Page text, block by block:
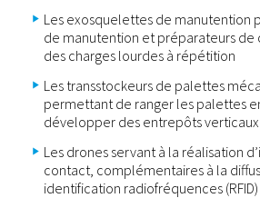
Les exosquelettes de manutention
de manutention et préparateurs
des charges lourdes à répétition
Les transstockeurs de palettes
permettant de ranger les palettes
développer des entrepôts verticaux
Les drones servant à la réalisation
contact, complémentaires à la
identification radiofréquences (RFID)